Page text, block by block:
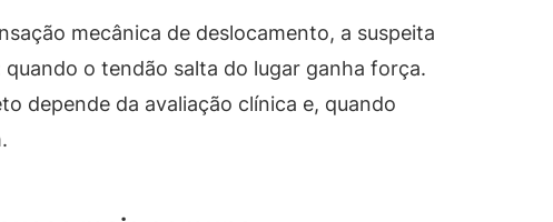
mecânica de deslocamento, a suspeita
o tendão salta do lugar ganha força.
depende da avaliação clínica e, quando